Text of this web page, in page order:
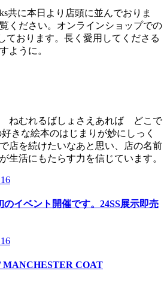
共に本日より店頭に並んでおりま
ください。オンラインショップでの
ております。長く愛用してくださる
ように。
ねむれるばしょさえあれば どこで
きな絵本のはじまりが妙にしっく
店を続けたいなあと思い、店の名前
生活にもたらす力を信じています。
のイベント開催です。24SS展示即売
MANCHESTER COAT